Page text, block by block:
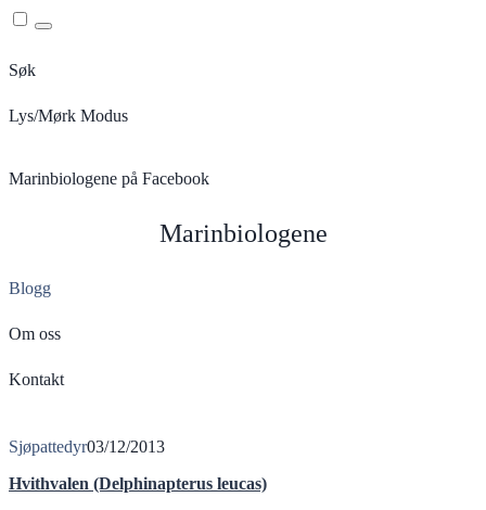
Menu
Søk
Lys/Mørk Modus
Marinbiologene på Facebook
Marinbiologene
Blogg
Om oss
Kontakt
Sjøpattedyr03/12/2013
Hvithvalen (Delphinapterus leucas)